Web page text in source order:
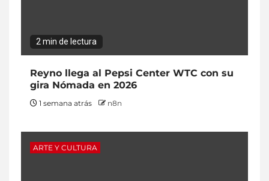
2 min de lectura
Reyno llega al Pepsi Center WTC con su
gira Nómada en 2026
1 semana atrás n8n
ARTE Y CULTURA